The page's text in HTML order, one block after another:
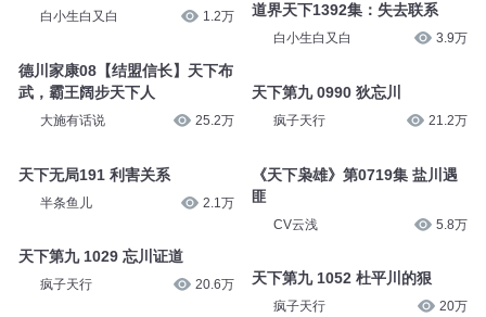
白小生白又白 1.2万
德川家康08【结盟信长】天下布
武，霸王阔步天下人
大施有话说 25.2万
天下无局191 利害关系
半条鱼儿 2.1万
天下第九 1029 忘川证道
疯子天行 20.6万
道界天下1392集：失去联系
白小生白又白 3.9万
天下第九 0990 狄忘川
疯子天行 21.2万
《天下枭雄》第0719集 盐川遇
匪
CV云浅 5.8万
天下第九 1052 杜平川的狠
疯子天行 20万